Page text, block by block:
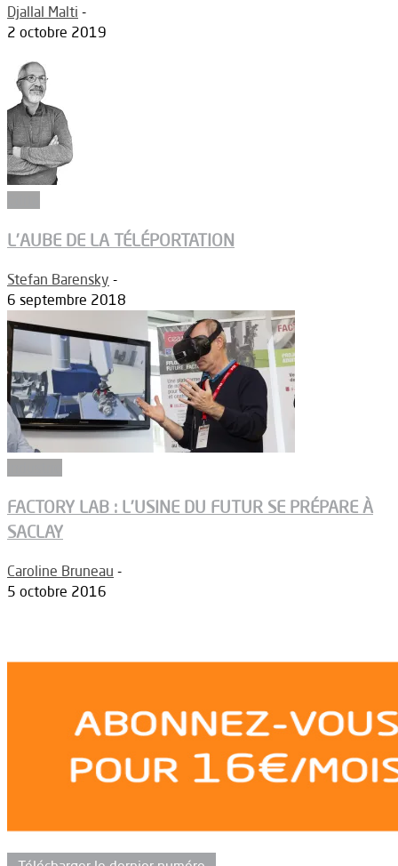
Djallal Malti -
2 octobre 2019
L’AUBE DE LA TÉLÉPORTATION
Stefan Barensky -
6 septembre 2018
FACTORY LAB : L’USINE DU FUTUR SE PRÉPARE À
SACLAY
Caroline Bruneau -
5 octobre 2016